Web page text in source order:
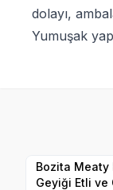
dolayı,
Yumuşak
Bozita Meaty Bites
Geyiği Etli ve